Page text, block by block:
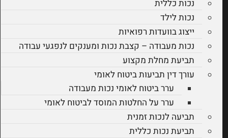
נכות כללית
נכות לילד
ייצוג בוועדות רפואיות
נכות מעבודה – קצבת נכות ומענקים לנפגעי עבודה
תביעת מחלת מקצוע
עורך דין תביעות ביטוח לאומי
ערר ביטוח לאומי נכות מעבודה
ערר על החלטות המוסד לביטוח לאומי
תביעה לנכות זמנית
תביעת נכות כללית